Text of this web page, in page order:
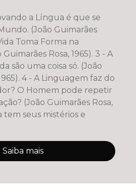
a Língua é que se
(João Guimarães
Rosa, 1965). 3 - A
são uma coisa só. (João
O Homem pode repetir
(João Guimarães Rosa,
Saiba mais